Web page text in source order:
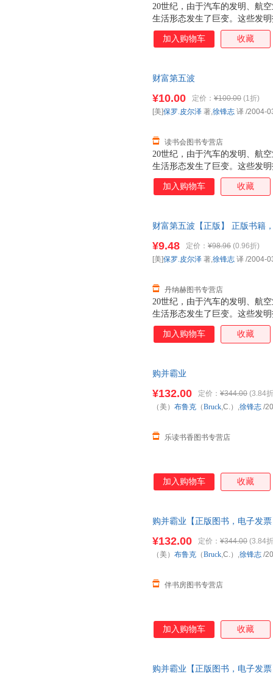
20世纪，由于汽车的发明、航
生活形态发生了巨变。这些发
投资人累积了富可敌国的财富
覆我们的生活，并在往后10年
加入购物车 收藏
财富第五波
20世纪，由于汽车的发明、航
生活形态发生了巨变。这些发
投资人累积了富可敌国的财富
覆我们的生活，并在往后10年
¥10.00 定价： ¥100.00 (1折)
读书会图书专营店
[美]保罗.皮尔泽 著,徐锋志 译 /2004-
加入购物车 收藏
财富第五波【正版】 正版书籍
20世纪，由于汽车的发明、航
生活形态发生了巨变。这些发
投资人累积了富可敌国的财富
覆我们的生活，并在往后10年
¥9.48 定价： ¥98.96 (0.96折)
丹纳赫图书专营店
[美]保罗.皮尔泽 著,徐锋志 译 /2004-
加入购物车 收藏
购并霸业
¥132.00 定价： ¥344.00 (3.84
乐读书香图书专营店
（美） 布鲁克 （Bruck,C.）,徐锋志 /
加入购物车 收藏
购并霸业【正版图书，电子发
¥132.00 定价： ¥344.00 (3.84
伴书房图书专营店
（美） 布鲁克 （Bruck,C.）,徐锋志 /
加入购物车 收藏
购并霸业【正版图书，电子发